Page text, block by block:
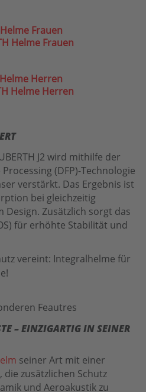
Helme Frauen
Helme Herren
J2 wird mithilfe der
(DFP)-Technologie
verstärkt. Das Ergebnis ist
bei gleichzeitig
Zusätzlich sorgt das
für erhöhte Stabilität und
– EINZIGARTIG IN SEINER
seiner Art mit einer
zusätzlichen Schutz
und Aeroakustik zu